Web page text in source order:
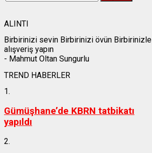
ALINTI
Birbirinizi sevin Birbirinizi övün Birbirinizle
alışveriş yapın
- Mahmut Oltan Sungurlu
TREND HABERLER
1.
Gümüşhane’de KBRN tatbikatı
yapıldı
2.